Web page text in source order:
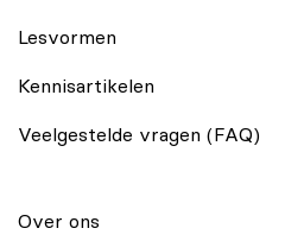
Lesvormen
Kennisartikelen
Veelgestelde vragen (FAQ)
Over ons